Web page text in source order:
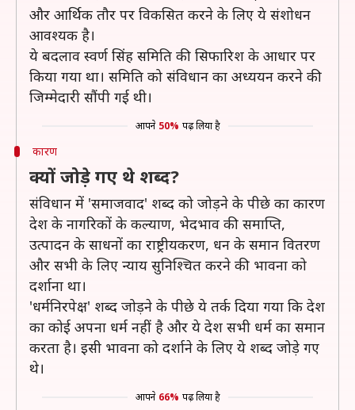
और आर्थिक तौर पर विकसित करने के लिए ये संशोधन
आवश्यक है।
ये बदलाव स्वर्ण सिंह समिति की सिफारिश के आधार पर
किया गया था। समिति को संविधान का अध्ययन करने की
जिम्मेदारी सौंपी गई थी।
आपने 50% पढ़ लिया है
कारण
क्यों जोड़े गए थे शब्द?
संविधान में 'समाजवाद' शब्द को जोड़ने के पीछे का कारण
देश के नागरिकों के कल्याण, भेदभाव की समाप्ति,
उत्पादन के साधनों का राष्ट्रीयकरण, धन के समान वितरण
और सभी के लिए न्याय सुनिश्चित करने की भावना को
दर्शाना था।
'धर्मनिरपेक्ष' शब्द जोड़ने के पीछे ये तर्क दिया गया कि देश
का कोई अपना धर्म नहीं है और ये देश सभी धर्म का समान
करता है। इसी भावना को दर्शाने के लिए ये शब्द जोड़े गए
थे।
आपने 66% पढ़ लिया है